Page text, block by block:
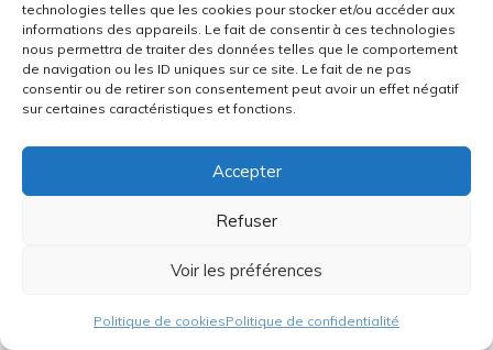
technologies telles que les cookies pour stocker et/ou accéder aux
informations des appareils. Le fait de consentir à ces technologies
nous permettra de traiter des données telles que le comportement
de navigation ou les ID uniques sur ce site. Le fait de ne pas
consentir ou de retirer son consentement peut avoir un effet négatif
sur certaines caractéristiques et fonctions.
Accepter
Refuser
Voir les préférences
Politique de cookiesPolitique de confidentialité
Comment réduire les 3 étoiles
subis sur un Village HDV 12
sans tout reconstruire ?
La méthode la plus efficace est d’analyser 3 replays
récents et de repérer un motif : même côté d’entrée,
même type de siège, ou même timing de sorts. Ensuite,
ajustement d’un compartiment, repositionnement d’un
adverse.